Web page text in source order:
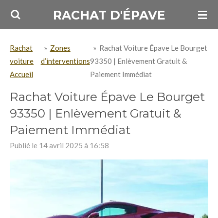
Passer
principal
RACHAT D'ÉPAVE
Rachat
voiture
Accueil
» Zones
d’interventions
» Rachat Voiture Épave Le Bourget
93350 | Enlèvement Gratuit &
Paiement Immédiat
Rachat Voiture Épave Le Bourget
93350 | Enlèvement Gratuit &
Paiement Immédiat
Publié le 14 avril 2025 à 16:58